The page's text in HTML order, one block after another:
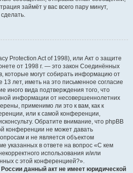
займёт у вас всего пару минут,
Protection Act of 1998), или Акт о защите
от 1998 г. — это закон Соединённых
которые могут собирать информацию от
лет, иметь на это письменное согласие
иного вида подтверждения того, что
информации от несовершеннолетних
применимо ли это к вам, как к
или к самой конференции,
Обратите внимание, что phpBB
конференции не может давать
и не является объектом
указанных в ответе на вопрос «С кем
использования и/или
с этой конференцией?».
данный акт не имеет юридической